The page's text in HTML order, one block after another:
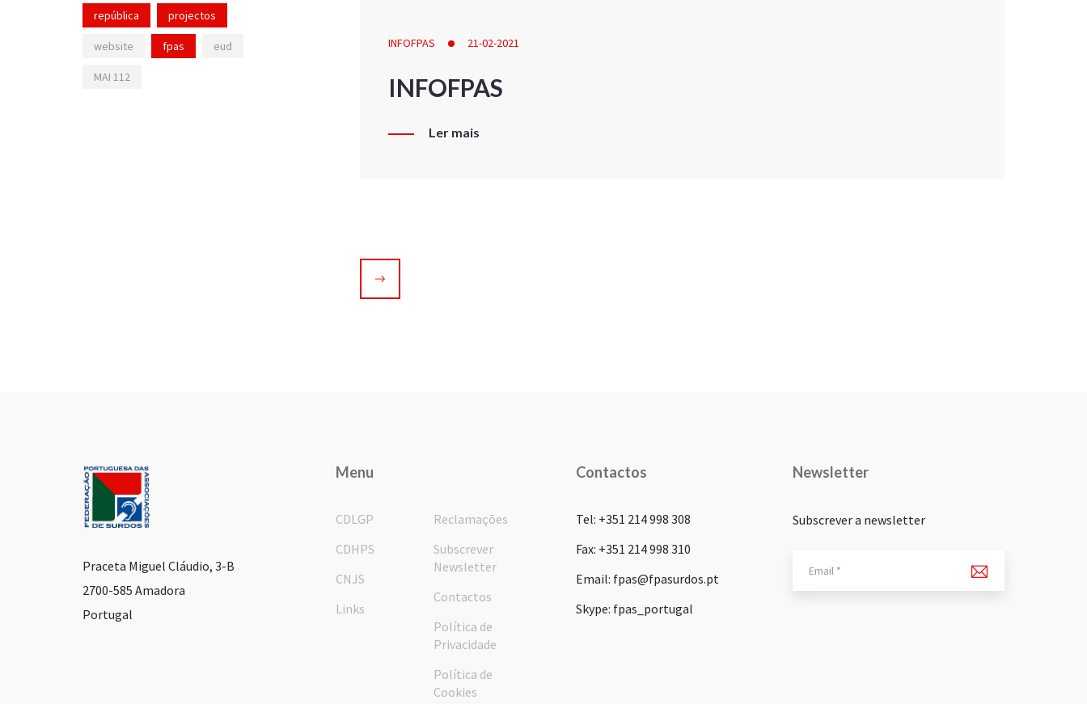
INFOFPAS 21-02-2021
INFOFPAS
Ler mais
república projectos
website fpas eud
MAI 112
Praceta Miguel Cláudio, 3-B
2700-585 Amadora
Portugal
Menu
CDLGP
CDHPS
CNJS
Links
Reclamações
Subscrever
Newsletter
Contactos
Política de
Privacidade
Política de
Cookies
Contactos
Tel: +351 214 998 308
Fax: +351 214 998 310
Email: fpas@fpasurdos.pt
Skype: fpas_portugal
Newsletter
Subscrever a newsletter